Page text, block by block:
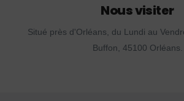
Nous visiter
Situé près d'Orléans, du Lundi au
Buffon, 45100 Orléans.